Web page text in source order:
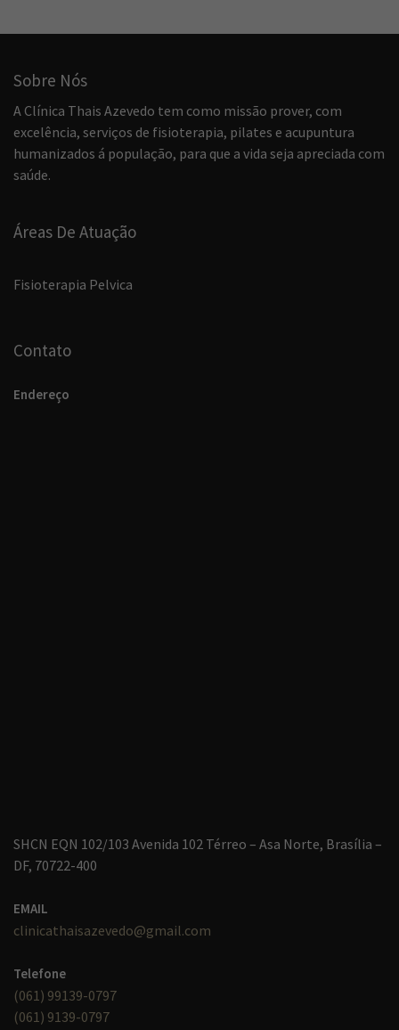
Sobre Nós
A Clínica Thais Azevedo tem como missão prover, com
excelência, serviços de fisioterapia, pilates e acupuntura
humanizados á população, para que a vida seja apreciada com
saúde.
Áreas De Atuação
Fisioterapia Pelvica
Contato
Endereço
SHCN EQN 102/103 Avenida 102 Térreo – Asa Norte, Brasília –
DF, 70722-400
EMAIL
clinicathaisazevedo@gmail.com
Telefone
(061) 99139-0797
(061) 9139-0797